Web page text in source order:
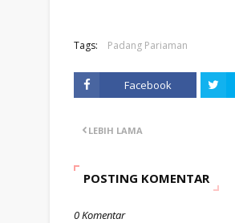
Tags: Padang Pariaman
Facebook
LEBIH LAMA
POSTING KOMENTAR
0 Komentar